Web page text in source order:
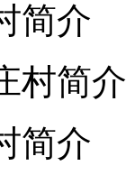
简介
村简介
简介